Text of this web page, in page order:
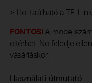
> Hol található a TP-
FONTOS!:A
eltérhet. Ne feledje
vásárláskor.
Használati útmutató